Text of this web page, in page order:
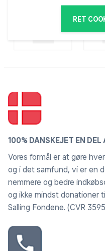
RET
100% DANSKEJET EN
Vores formål er at gøre
og i det samfund, vi er en
nemmere og bedre
og ikke mindst donationer
Salling Fondene. (CVR